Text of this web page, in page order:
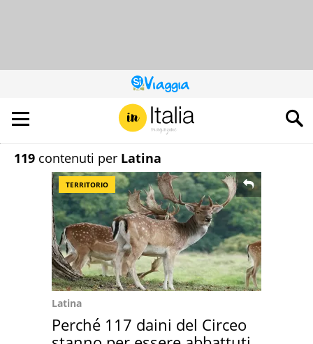
QUESTO
SITO
CONTRIBUISCE
ALL’AUDIENCE
DI
119 contenuti per Latina
TERRITORIO
Latina
Perché 117 daini del Circeo